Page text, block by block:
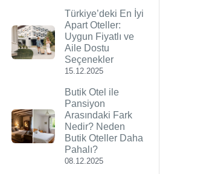
Türkiye’deki En İyi
Apart Oteller:
Uygun Fiyatlı ve
Aile Dostu
Seçenekler
15.12.2025
Butik Otel ile
Pansiyon
Arasındaki Fark
Nedir? Neden
Butik Oteller Daha
Pahalı?
08.12.2025